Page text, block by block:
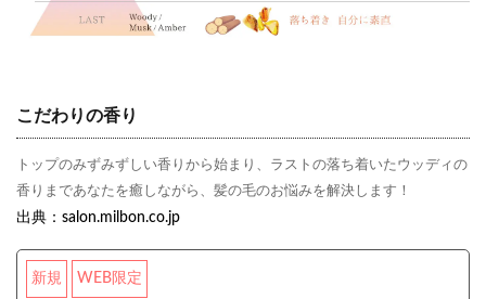
こだわりの香り
トップのみずみずしい香りから始まり、ラストの落ち着いたウッディの
香りまであなたを癒しながら、髪の毛のお悩みを解決します！
出典：salon.milbon.co.jp
新規 WEB限定